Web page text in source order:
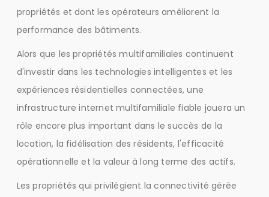
propriétés et dont les opérateurs améliorent la
performance des bâtiments.
Alors que les propriétés multifamiliales continuent
d'investir dans les technologies intelligentes et les
expériences résidentielles connectées, une
infrastructure internet multifamiliale fiable jouera un
rôle encore plus important dans le succès de la
location, la fidélisation des résidents, l'efficacité
opérationnelle et la valeur à long terme des actifs.
Les propriétés qui privilégient la connectivité gérée